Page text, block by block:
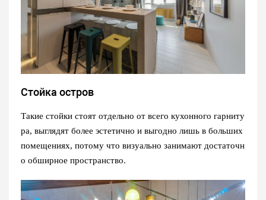
Стойка остров
Такие стойки стоят отдельно от всего кухонного гарниту
ра, выглядят более эстетично и выгодно лишь в больших
помещениях, потому что визуально занимают достаточн
о обширное пространство.